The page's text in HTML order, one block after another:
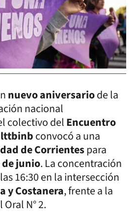
nuevo aniversariode la
nacional
colectivo delEncuentro
convocó a una
de Corrientespara
junio. La concentración
16:30 en la intersección
y Costanera, frente a la
N° 2.